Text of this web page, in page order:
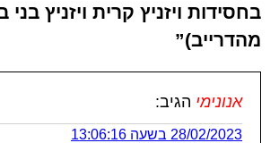
בחסידות ויזניץ קרית ויזניץ
מהדרייב)”
אנונימי הגיב:
28/02/2023 בשעה 13:06:16